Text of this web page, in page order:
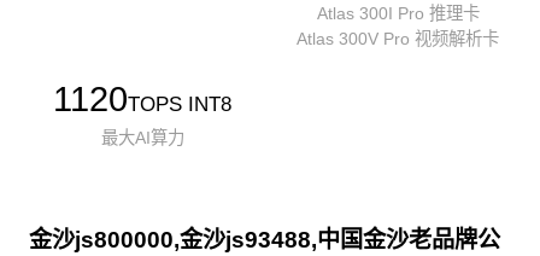
Atlas 300I Pro 推理卡
Atlas 300V Pro 视频解析卡
1120TOPS INT8
最大AI算力
金沙js800000,金沙js93488,中国金沙老品牌公